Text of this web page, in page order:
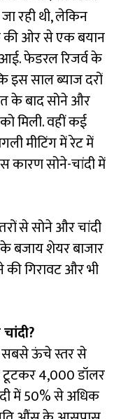
रही थी, लेकिन
की ओर से एक बयान
फेडरल रिजर्व के
इस साल ब्याज दरों
के बाद सोने और
मिली. वहीं कई
मीटिंग में रेट में
कारण सोने-चांदी में
से सोने और चांदी
बजाय शेयर बाजार
की गिरावट और भी
ऊंचे स्तर से
टूटकर 4,000 डॉलर
में 50% से अधिक